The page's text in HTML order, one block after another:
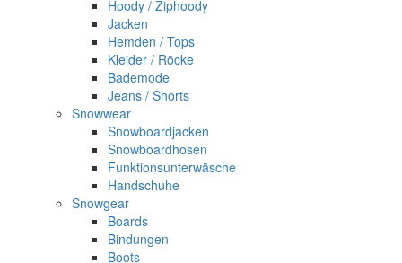
Hoody / Ziphoody
Jacken
Hemden / Tops
Kleider / Röcke
Bademode
Jeans / Shorts
Snowwear
Snowboardjacken
Snowboardhosen
Funktionsunterwäsche
Handschuhe
Snowgear
Boards
Bindungen
Boots